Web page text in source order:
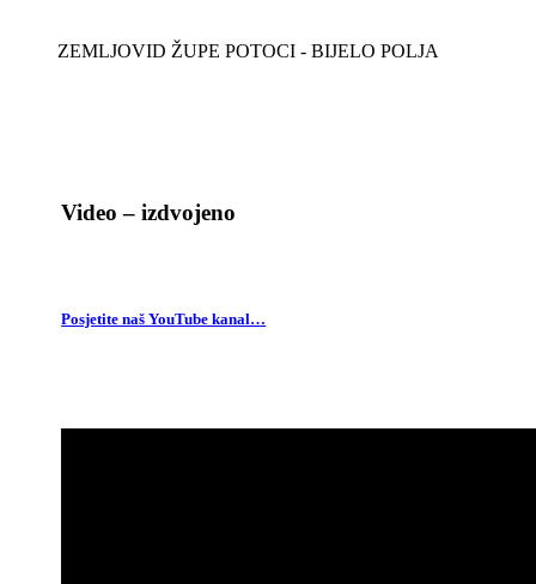
ZEMLJOVID ŽUPE POTOCI - BIJELO POLJA
Video – izdvojeno
Posjetite naš YouTube kanal…